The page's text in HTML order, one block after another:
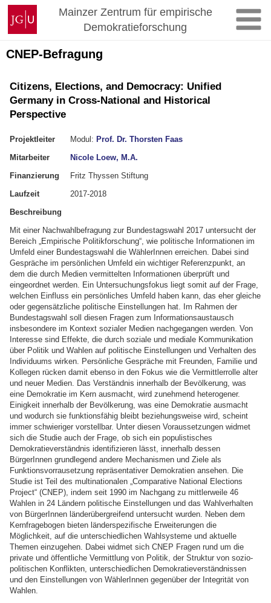
Skip
content
Johannes
Gutenberg
University
Mainz
Mainzer Zentrum für empirische
Demokratieforschung
CNEP-Befragung
Citizens, Elections, and Democracy: Unified
Germany in Cross-National and Historical
Perspective
Projektleiter Modul:Prof. Dr. Thorsten Faas
Mitarbeiter
Nicole Loew, M.A.
Finanzierung
Fritz Thyssen Stiftung
Laufzeit
2017-2018
Beschreibung
Mit einer Nachwahlbefragung zur Bundestagswahl 2017 untersucht der
Bereich „Empirische Politikforschung“, wie politische Informationen im
Umfeld einer Bundestagswahl die WählerInnen erreichen. Dabei sind
Gespräche im persönlichen Umfeld ein wichtiger Referenzpunkt, an
dem die durch Medien vermittelten Informationen überprüft und
eingeordnet werden. Ein Untersuchungsfokus liegt somit auf der Frage,
welchen Einfluss ein persönliches Umfeld haben kann, das eher gleiche
oder gegensätzliche politische Einstellungen hat. Im Rahmen der
Bundestagswahl soll diesen Fragen zum Informationsaustausch
insbesondere im Kontext sozialer Medien nachgegangen werden. Von
Interesse sind Effekte, die durch soziale und mediale Kommunikation
über Politik und Wahlen auf politische Einstellungen und Verhalten des
Individuums wirken. Persönliche Gespräche mit Freunden, Familie und
Kollegen rücken damit ebenso in den Fokus wie die Vermittlerrolle alter
und neuer Medien. Das Verständnis innerhalb der Bevölkerung, was
eine Demokratie im Kern ausmacht, wird zunehmend heterogener.
Einigkeit innerhalb der Bevölkerung, was eine Demokratie ausmacht
und wodurch sie funktionsfähig bleibt beziehungsweise wird, scheint
immer schwieriger vorstellbar. Unter diesen Voraussetzungen widmet
sich die Studie auch der Frage, ob sich ein populistisches
Demokratieverständnis identifizieren lässt, innerhalb dessen
BürgerInnen grundlegend andere Mechanismen und Ziele als
Funktionsvorrausetzung repräsentativer Demokratien ansehen. Die
Studie ist Teil des multinationalen „Comparative National Elections
Project“ (CNEP), indem seit 1990 im Nachgang zu mittlerweile 46
Wahlen in 24 Ländern politische Einstellungen und das Wahlverhalten
von BürgerInnen länderübergreifend untersucht wurden. Neben dem
Kernfragebogen bieten länderspezifische Erweiterungen die
Möglichkeit, auf die unterschiedlichen Wahlsysteme und aktuelle
Themen einzugehen. Dabei widmet sich CNEP Fragen rund um die
private und öffentliche Vermittlung von Politik, der Struktur von sozio-
politischen Konflikten, unterschiedlichen Demokratieverständnissen
und den Einstellungen von WählerInnen gegenüber der Integrität von
Wahlen.